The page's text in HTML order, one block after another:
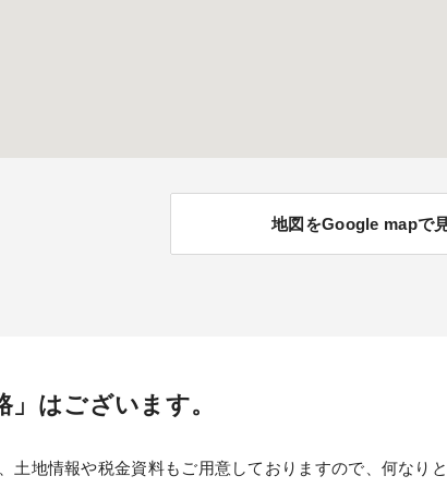
地図をGoogle mapで
はございます。
土地情報や税金資料もご用意しておりますので、何なり